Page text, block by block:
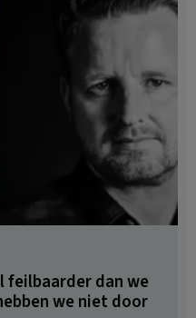
feilbaarder dan we
we niet door